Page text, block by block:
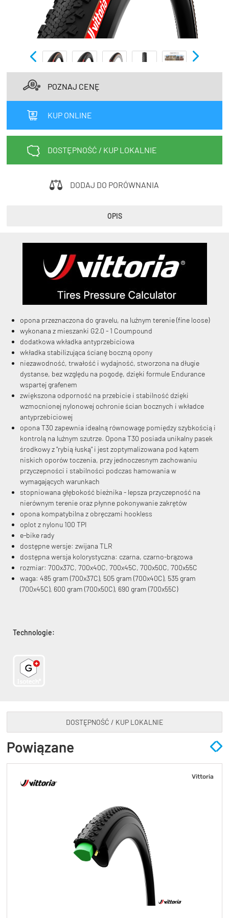
Kup bon podarunkowy
Zestawy opon Vittoria teraz w
promocji z eBonem 60zł na kolejne
zakupy!
WYPRZEDAŻ
OUTLET
KryptoFlex Key Cable
34,90 zł* 89,00 zł*
NOWOŚCI
BONY
PROMOCJE
KONTAKT
EN
POZNAJ CENĘ
KUP ONLINE
DOSTĘPNOŚĆ / KUP LOKALNIE
DODAJ DO PORÓWNANIA
OPIS
opona przeznaczona do gravelu, na luźnym terenie (fine loose)
wykonana z mieszanki G2.0 - 1 Coumpound
dodatkowa wkładka antyprzebiciowa
wkładka stabilizująca ścianę boczną opony
niezawodność, trwałość i wydajność, stworzona na długie
dystanse, bez względu na pogodę, dzięki formule Endurance
wspartej grafenem
zwiększona odporność na przebicie i stabilność dzięki
wzmocnionej nylonowej ochronie ścian bocznych i wkładce
antyprzebiciowej
opona T30 zapewnia idealną równowagę pomiędzy szybkością i
kontrolą na luźnym szutrze. Opona T30 posiada unikalny pasek
środkowy z "rybią łuską" i jest zoptymalizowana pod kątem
niskich oporów toczenia, przy jednoczesnym zachowaniu
przyczepności i stabilności podczas hamowania w
wymagających warunkach
stopniowana głębokość bieżnika - lepsza przyczepność na
nierównym terenie oraz płynne pokonywanie zakrętów
opona kompatybilna z obręczami hookless
oplot z nylonu 100 TPI
e-bike rady
dostępne wersje: zwijana TLR
dostępna wersja kolorystyczna: czarna, czarno-brązowa
rozmiar: 700x37C, 700x40C, 700x45C, 700x50C, 700x55C
waga: 485 gram (700x37C), 505 gram (700x40C), 535 gram
(700x45C), 600 gram (700x50C), 690 gram (700x55C)
Technologie:
DOSTĘPNOŚĆ / KUP LOKALNIE
Powiązane
Vittoria